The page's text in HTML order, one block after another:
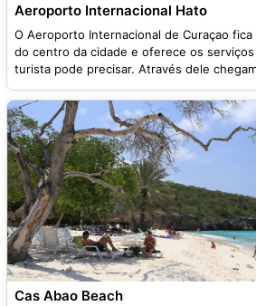
Aeroporto Internacional Hato
O Aeroporto Internacional de Curaçao
do centro da cidade e oferece os
turista pode precisar. Através dele
Cas Abao Beach